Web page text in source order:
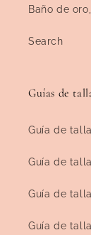
Baño de
Search
Guías de
Guía de
Guía de
Guía de
Guía de